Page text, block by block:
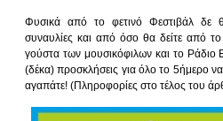
Φυσικά από το φετινό Φεστιβάλ δε
συναυλίες και από όσο θα δείτε από
γούστα των μουσικόφιλων και το
(δέκα) προσκλήσεις για όλο το 5ήμερο
αγαπάτε! (Πληροφορίες στο τέλος του